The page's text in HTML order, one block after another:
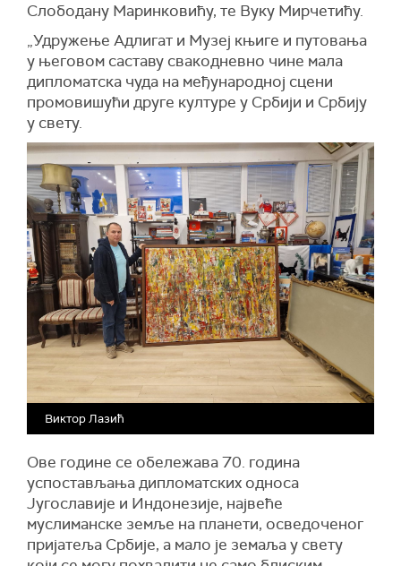
Слободану Маринковићу, те Вуку Мирчетићу.
„Удружење Адлигат и Музеј књиге и путовања
у његовом саставу свакодневно чине мала
дипломатска чуда на међународној сцени
промовишући друге културе у Србији и Србију
у свету.
Виктор Лазић
Ове године се обележава 70. година
успостављања дипломатских односа
Југославије и Индонезије, највеће
муслиманске земље на планети, осведоченог
пријатеља Србије, а мало је земаља у свету